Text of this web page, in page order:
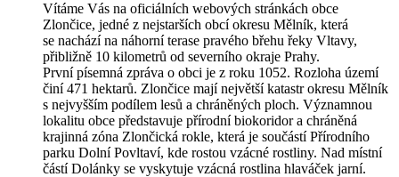
Vítáme Vás na oficiálních webových stránkách obce
Zlončice, jedné z nejstarších obcí okresu Mělník, která
se nachází na náhorní terase pravého břehu řeky Vltavy,
přibližně 10 kilometrů od severního okraje Prahy.
První písemná zpráva o obci je z roku 1052. Rozloha území
činí 471 hektarů. Zlončice mají největší katastr okresu Mělník
s nejvyšším podílem lesů a chráněných ploch. Významnou
lokalitu obce představuje přírodní biokoridor a chráněná
krajinná zóna Zlončická rokle, která je součástí Přírodního
parku Dolní Povltaví, kde rostou vzácné rostliny. Nad místní
částí Dolánky se vyskytuje vzácná rostlina hlaváček jarní.